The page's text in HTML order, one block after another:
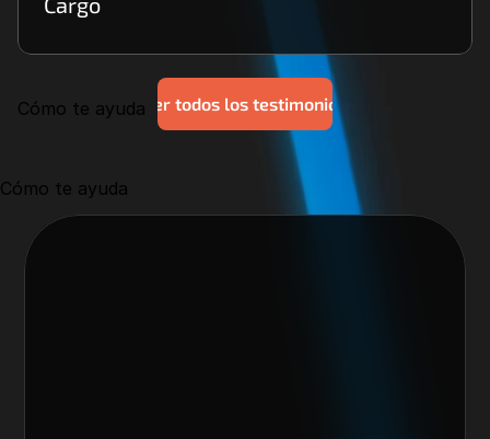
Cómo te ayuda
Ver todos los testimonios
Cómo te ayuda